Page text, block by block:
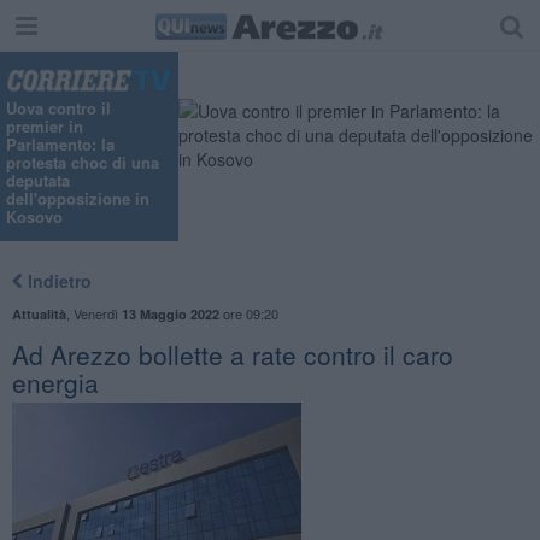
Uova contro il
premier in
Parlamento: la
protesta choc di una
deputata
dell'opposizione in
Kosovo
Indietro
Attualità Venerdì 13 Maggio 2022ore 09:20
Ad Arezzo bollette a rate contro il caro
energia